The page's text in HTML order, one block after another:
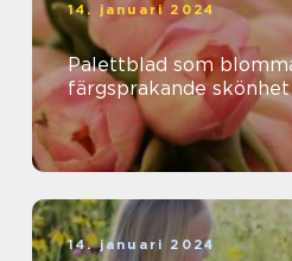
14. januari 2024
Palettblad som blommar
färgsprakande
14. januari 2024